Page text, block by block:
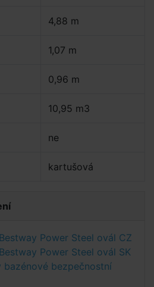
4,88 m
1,07 m
0,96 m
10,95 m3
ne
kartušová
Power Steel ovál CZ
Power Steel ovál SK
bazénové bezpečnostní